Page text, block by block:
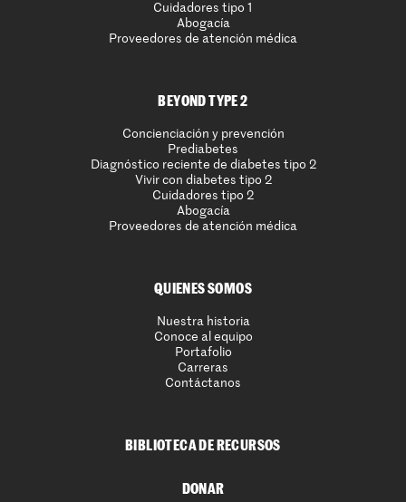
Cuidadores tipo 1
Abogacía
Proveedores de atención médica
BEYOND TYPE 2
Concienciación y prevención
Prediabetes
Diagnóstico reciente de diabetes tipo 2
Vivir con diabetes tipo 2
Cuidadores tipo 2
Abogacía
Proveedores de atención médica
QUIENES SOMOS
Nuestra historia
Conoce al equipo
Portafolio
Carreras
Contáctanos
BIBLIOTECA DE RECURSOS
DONAR